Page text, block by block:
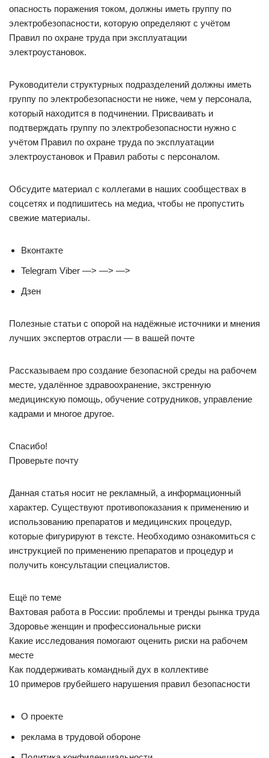
опасность поражения током, должны иметь группу по
электробезопасности, которую определяют с учётом
Правил по охране труда при эксплуатации
электроустановок.
Руководители структурных подразделений должны иметь
группу по электробезопасности не ниже, чем у персонала,
который находится в подчинении. Присваивать и
подтверждать группу по электробезопасности нужно с
учётом Правил по охране труда по эксплуатации
электроустановок и Правил работы с персоналом.
Обсудите материал с коллегами в наших сообществах в
соцсетях и подпишитесь на медиа, чтобы не пропустить
свежие материалы.
Вконтакте
Telegram Viber —> —> —>
Дзен
Полезные статьи с опорой на надёжные источники и мнения
лучших экспертов отрасли — в вашей почте
Рассказываем про создание безопасной среды на рабочем
месте, удалённое здравоохранение, экстренную
медицинскую помощь, обучение сотрудников, управление
кадрами и многое другое.
Спасибо!
Проверьте почту
Данная статья носит не рекламный, а информационный
характер. Существуют противопоказания к применению и
использованию препаратов и медицинских процедур,
которые фигурируют в тексте. Необходимо ознакомиться с
инструкцией по применению препаратов и процедур и
получить консультации специалистов.
Ещё по теме
Вахтовая работа в России: проблемы и тренды рынка труда
Здоровье женщин и профессиональные риски
Какие исследования помогают оценить риски на рабочем
месте
Как поддерживать командный дух в коллективе
10 примеров грубейшего нарушения правил безопасности
О проекте
реклама в трудовой обороне